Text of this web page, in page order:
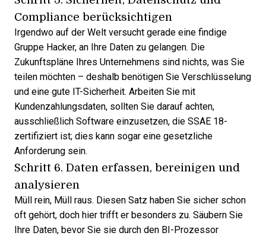
Compliance berücksichtigen
Irgendwo auf der Welt versucht gerade eine findige
Gruppe Hacker, an Ihre Daten zu gelangen. Die
Zukunftspläne Ihres Unternehmens sind nichts, was Sie
teilen möchten – deshalb benötigen Sie Verschlüsselung
und eine gute IT-Sicherheit. Arbeiten Sie mit
Kundenzahlungsdaten, sollten Sie darauf achten,
ausschließlich Software einzusetzen, die SSAE 18-
zertifiziert ist; dies kann sogar eine gesetzliche
Anforderung sein.
Schritt 6. Daten erfassen, bereinigen und
analysieren
Müll rein, Müll raus. Diesen Satz haben Sie sicher schon
oft gehört, doch hier trifft er besonders zu. Säubern Sie
Ihre Daten, bevor Sie sie durch den BI-Prozessor